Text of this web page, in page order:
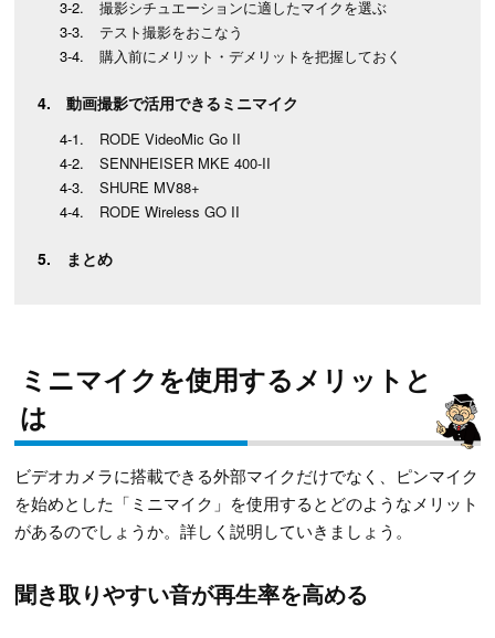
撮影シチュエーションに適したマイクを選ぶ
テスト撮影をおこなう
購入前にメリット・デメリットを把握しておく
動画撮影で活用できるミニマイク
RODE VideoMic Go II
SENNHEISER MKE 400-II
SHURE MV88+
RODE Wireless GO II
まとめ
ミニマイクを使用するメリットと
は
ビデオカメラに搭載できる外部マイクだけでなく、ピンマイク
を始めとした「ミニマイク」を使用するとどのようなメリット
があるのでしょうか。詳しく説明していきましょう。
聞き取りやすい音が再生率を高める